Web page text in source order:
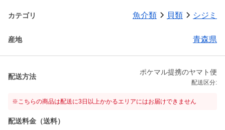
カテゴリ 魚介類 貝類 シジミ
産地 青森県
配送方法
ポケマル提携のヤマト便
配送区分:
※こちらの商品は配送に3日以上かかるエリアにはお届けできません
配送料金（送料）